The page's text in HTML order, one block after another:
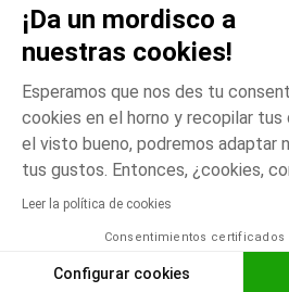
¡Da un mordisco a
nuestras cookies!
Esperamos que nos des tu
cookies en el horno y recopilar tus
el visto bueno, podremos adaptar
tus gustos. Entonces, ¿cookies,
Leer la política de cookies
Consentimientos certificados
Configurar cookies
Amarillo
El pago medidante
ELIGE UNA TALLA
Aviso Legal
*Condiciones de las
Gestión de las
Accesibilidad: no
Orchestra adhiere al código de ética de la
electrónico y venta a distancia (FEVAD)